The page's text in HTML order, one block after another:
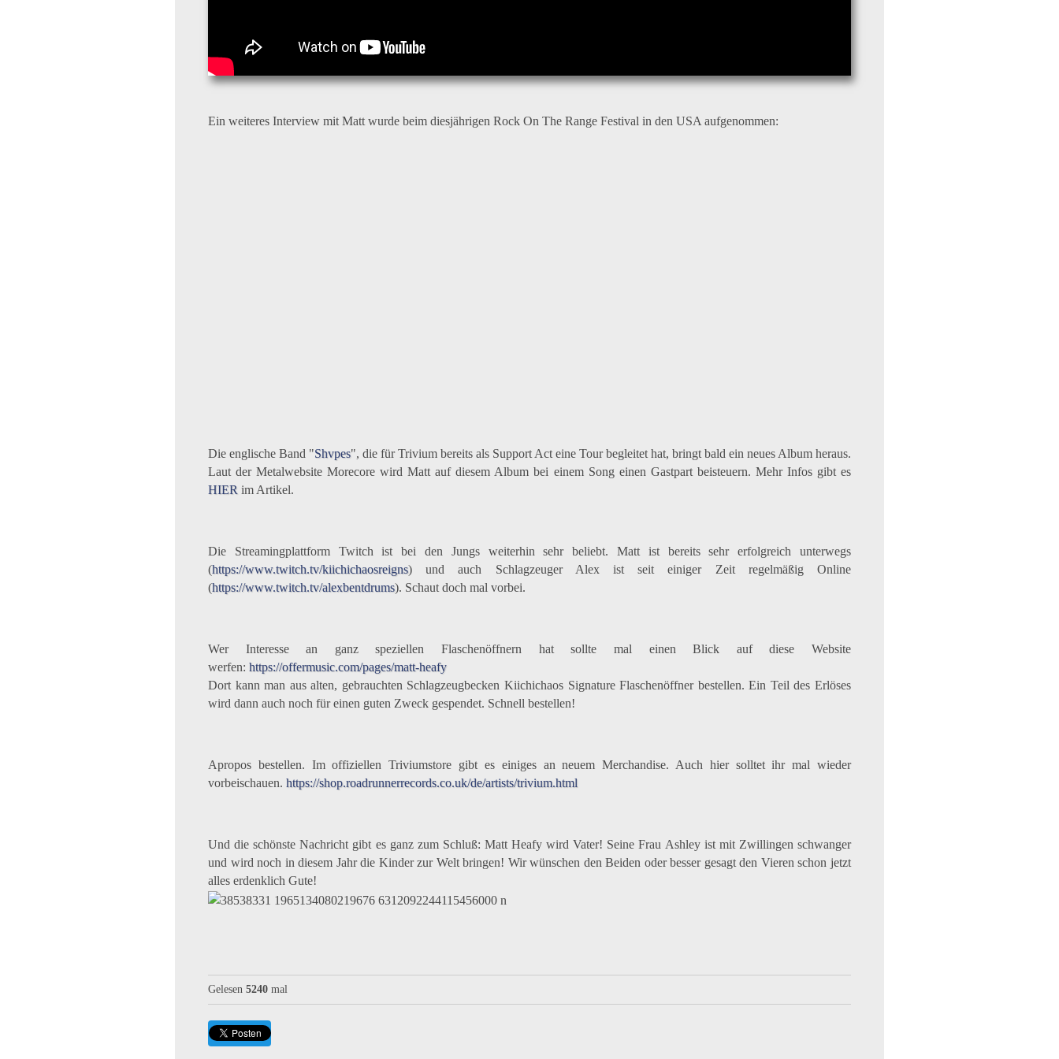
Ein weiteres Interview mit Matt wurde beim diesjährigen Rock On The Range Festival in den USA aufgenommen:
Die englische Band "Shvpes", die für Trivium bereits als Support Act eine Tour begleitet hat, bringt bald ein neues Album heraus.
Laut der Metalwebsite Morecore wird Matt auf diesem Album bei einem Song einen Gastpart beisteuern. Mehr Infos gibt es
HIER im Artikel.
Die Streamingplattform Twitch ist bei den Jungs weiterhin sehr beliebt. Matt ist bereits sehr erfolgreich unterwegs
(https://www.twitch.tv/kiichichaosreigns) und auch Schlagzeuger Alex ist seit einiger Zeit regelmäßig Online
(https://www.twitch.tv/alexbentdrums). Schaut doch mal vorbei.
Wer Interesse an ganz speziellen Flaschenöffnern hat sollte mal einen Blick auf diese Website
werfen: https://offermusic.com/pages/matt-heafy
Dort kann man aus alten, gebrauchten Schlagzeugbecken Kiichichaos Signature Flaschenöffner bestellen. Ein Teil des Erlöses
wird dann auch noch für einen guten Zweck gespendet. Schnell bestellen!
Apropos bestellen. Im offiziellen Triviumstore gibt es einiges an neuem Merchandise. Auch hier solltet ihr mal wieder
vorbeischauen. https://shop.roadrunnerrecords.co.uk/de/artists/trivium.html
Und die schönste Nachricht gibt es ganz zum Schluß: Matt Heafy wird Vater! Seine Frau Ashley ist mit Zwillingen schwanger
und wird noch in diesem Jahr die Kinder zur Welt bringen! Wir wünschen den Beiden oder besser gesagt den Vieren schon jetzt
alles erdenklich Gute!
Gelesen 5240 mal